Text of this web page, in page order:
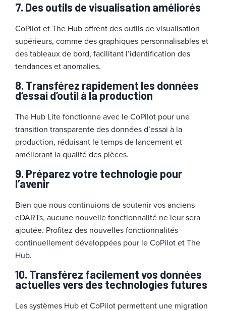
7. Des outils de visualisation améliorés
CoPilot et The Hub offrent des outils de visualisation
supérieurs, comme des graphiques personnalisables et
des tableaux de bord, facilitant l’identification des
tendances et anomalies.
8. Transférez rapidement les données
d’essai d’outil à la production
The Hub Lite fonctionne avec le CoPilot pour une
transition transparente des données d’essai à la
production, réduisant le temps de lancement et
améliorant la qualité des pièces.
9. Préparez votre technologie pour
l’avenir
Bien que nous continuions de soutenir vos anciens
eDARTs, aucune nouvelle fonctionnalité ne leur sera
ajoutée. Profitez des nouvelles fonctionnalités
continuellement développées pour le CoPilot et The
Hub.
10. Transférez facilement vos données
actuelles vers des technologies futures
Les systèmes Hub et CoPilot permettent une migration